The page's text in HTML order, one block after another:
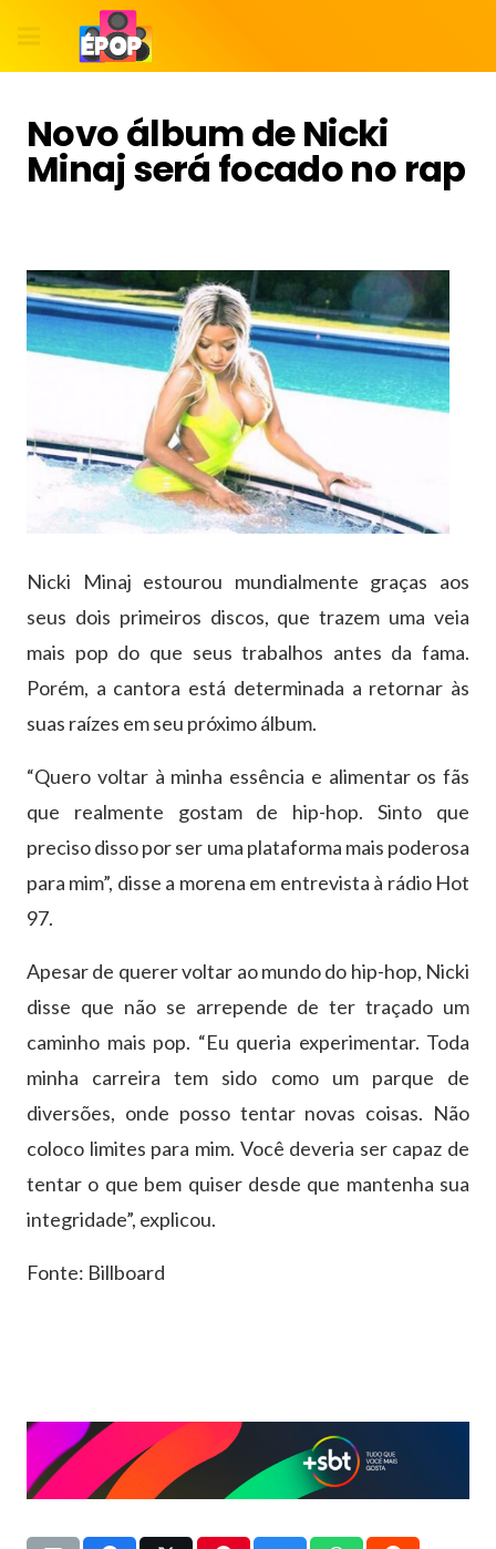
Novo álbum de Nicki
Minaj será focado no rap
Nicki Minaj estourou mundialmente graças aos
seus dois primeiros discos, que trazem uma veia
mais pop do que seus trabalhos antes da fama.
Porém, a cantora está determinada a retornar às
suas raízes em seu próximo álbum.
“Quero voltar à minha essência e alimentar os fãs
que realmente gostam de hip-hop. Sinto que
preciso disso por ser uma plataforma mais poderosa
para mim”, disse a morena em entrevista à rádio Hot
97.
Apesar de querer voltar ao mundo do hip-hop, Nicki
disse que não se arrepende de ter traçado um
caminho mais pop. “Eu queria experimentar. Toda
minha carreira tem sido como um parque de
diversões, onde posso tentar novas coisas. Não
coloco limites para mim. Você deveria ser capaz de
tentar o que bem quiser desde que mantenha sua
integridade”, explicou.
Fonte: Billboard